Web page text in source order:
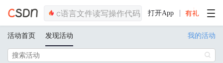
打开App
活动首页 发现活动 我的活动
